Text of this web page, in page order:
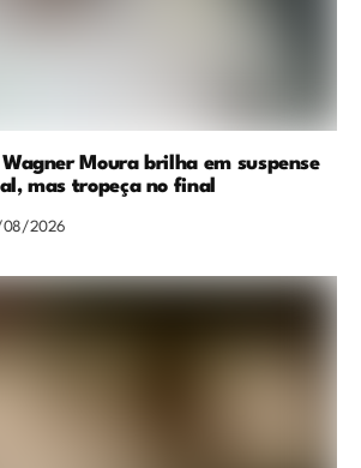
Wagner Moura brilha em suspense
mas tropeça no final
2026